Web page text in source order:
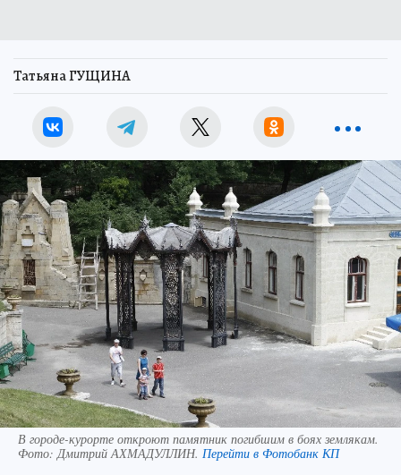
Татьяна ГУЩИНА
В городе-курорте откроют памятник погибшим в боях землякам.
Фото: Дмитрий АХМАДУЛЛИН. Перейти в Фотобанк КП